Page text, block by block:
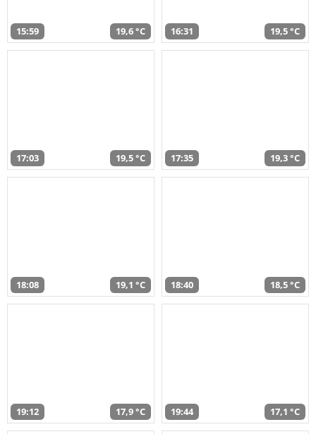
15:59 19,6 °C 16:31 19,5 °C
17:03 19,5 °C 17:35 19,3 °C
18:08 19,1 °C 18:40 18,5 °C
19:12 17,9 °C 19:44 17,1 °C